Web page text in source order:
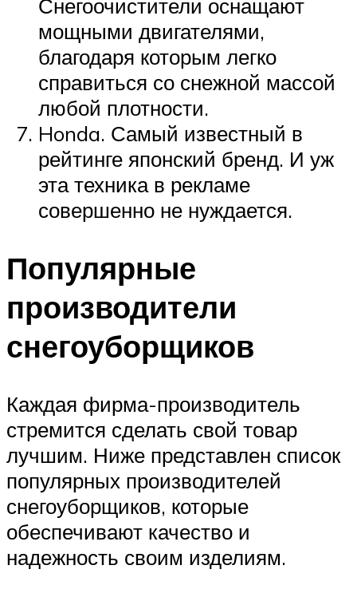
Снегоочистители оснащают
мощными двигателями,
благодаря которым легко
справиться со снежной массой
любой плотности.
Honda. Самый известный в
рейтинге японский бренд. И уж
эта техника в рекламе
совершенно не нуждается.
Популярные
производители
снегоуборщиков
Каждая фирма-производитель
стремится сделать свой товар
лучшим. Ниже представлен список
популярных производителей
снегоуборщиков, которые
обеспечивают качество и
надежность своим изделиям.